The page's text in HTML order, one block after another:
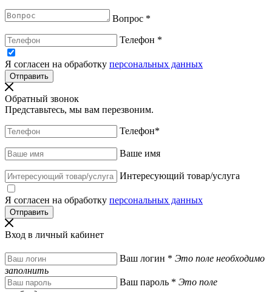
Вопрос *
Телефон *
Я согласен на обработку персональных данных
Обратный звонок
Представьтесь, мы вам перезвоним.
Телефон*
Ваше имя
Интересующий товар/услуга
Я согласен на обработку персональных данных
Вход в личный кабинет
Ваш логин * Это поле необходимо
заполнить
Ваш пароль * Это поле